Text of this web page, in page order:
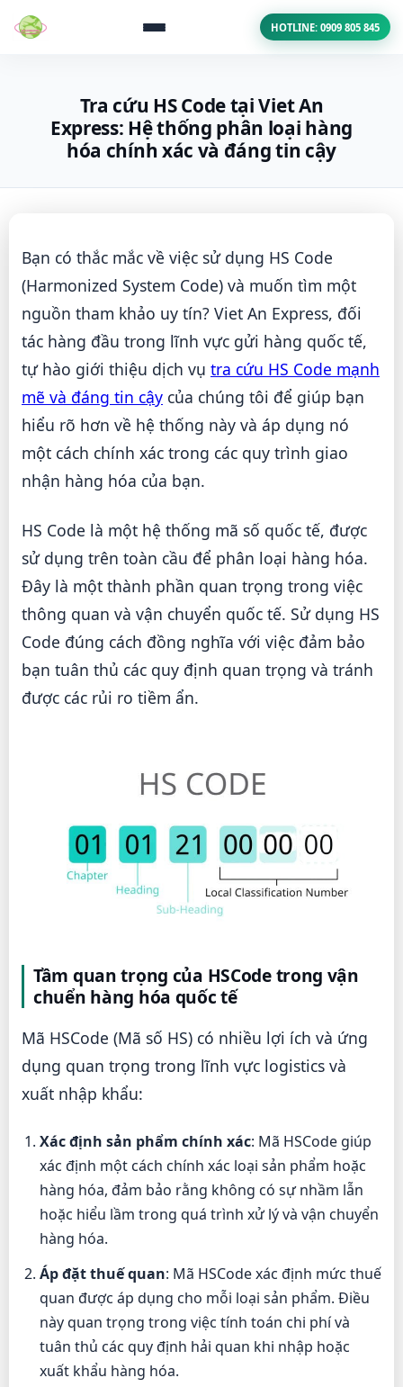
HOTLINE: 0909 805 845
Tra cứu HS Code tại Viet An
Express: Hệ thống phân loại hàng
hóa chính xác và đáng tin cậy
Bạn có thắc mắc về việc sử dụng HS Code
(Harmonized System Code) và muốn tìm một
nguồn tham khảo uy tín? Viet An Express, đối
tác hàng đầu trong lĩnh vực gửi hàng quốc tế,
tự hào giới thiệu dịch vụ tra cứu HS Code mạnh
mẽ và đáng tin cậy của chúng tôi để giúp bạn
hiểu rõ hơn về hệ thống này và áp dụng nó
một cách chính xác trong các quy trình giao
nhận hàng hóa của bạn.
HS Code là một hệ thống mã số quốc tế, được
sử dụng trên toàn cầu để phân loại hàng hóa.
Đây là một thành phần quan trọng trong việc
thông quan và vận chuyển quốc tế. Sử dụng HS
Code đúng cách đồng nghĩa với việc đảm bảo
bạn tuân thủ các quy định quan trọng và tránh
được các rủi ro tiềm ẩn.
Tầm quan trọng của HSCode trong vận
chuển hàng hóa quốc tế
Mã HSCode (Mã số HS) có nhiều lợi ích và ứng
dụng quan trọng trong lĩnh vực logistics và
xuất nhập khẩu:
Xác định sản phẩm chính xác: Mã HSCode giúp
xác định một cách chính xác loại sản phẩm hoặc
hàng hóa, đảm bảo rằng không có sự nhầm lẫn
hoặc hiểu lầm trong quá trình xử lý và vận chuyển
hàng hóa.
Áp đặt thuế quan: Mã HSCode xác định mức thuế
quan được áp dụng cho mỗi loại sản phẩm. Điều
này quan trọng trong việc tính toán chi phí và
tuân thủ các quy định hải quan khi nhập hoặc
xuất khẩu hàng hóa.